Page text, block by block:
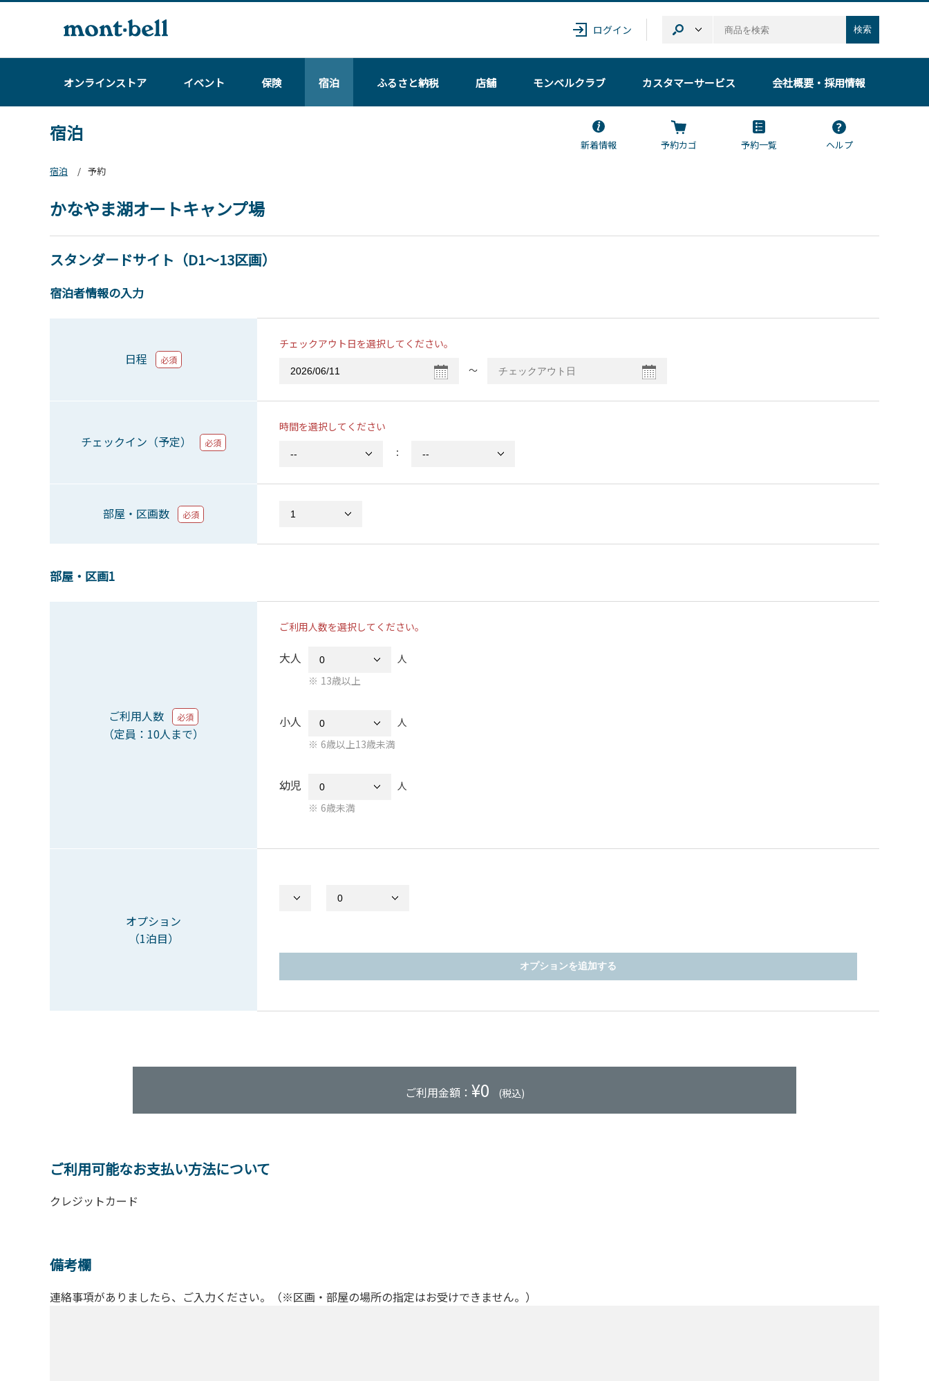
ログイン 検索
オンラインストア イベント 保険 宿泊 ふるさと納税 店舗 モンベルクラブ カスタマーサービス 会社概要・採用情報
宿泊
新着情報 予約カゴ 予約一覧
ヘルプ
宿泊
予約
かなやま湖オートキャンプ場
スタンダードサイト（D1～13区画）
宿泊者情報の入力
日程 必須
チェックアウト日を選択してください。
〜
チェックイン（予定） 必須
時間を選択してください
：
部屋・区画数 必須
部屋・区画1
ご利用人数 必須
（定員：10人まで）
ご利用人数を選択してください。
大人
人
13歳以上
小人
人
6歳以上13歳未満
幼児
人
6歳未満
オプション
（1泊目）
オプションを追加する
ご利用金額： ¥0 (税込)
ご利用可能なお支払い方法について
クレジットカード
備考欄
連絡事項がありましたら、ご入力ください。（※区画・部屋の場所の指定はお受けできません。）